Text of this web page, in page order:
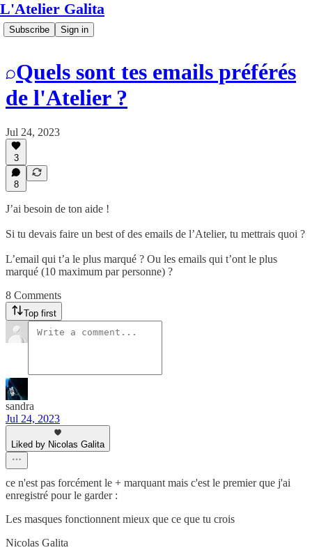
L'Atelier Galita
Subscribe Sign in
Quels sont tes emails préférés
de l'Atelier ?
Jul 24, 2023
3
8
J’ai besoin de ton aide !
Si tu devais faire un best of des emails de l’Atelier, tu mettrais quoi ?
L’email qui t’a le plus marqué ? Ou les emails qui t’ont le plus
marqué (10 maximum par personne) ?
8 Comments
Top first
sandra
Jul 24, 2023
Liked by Nicolas Galita
ce n'est pas forcément le + marquant mais c'est le premier que j'ai
enregistré pour le garder :
Les masques fonctionnent mieux que ce que tu crois
Nicolas Galita